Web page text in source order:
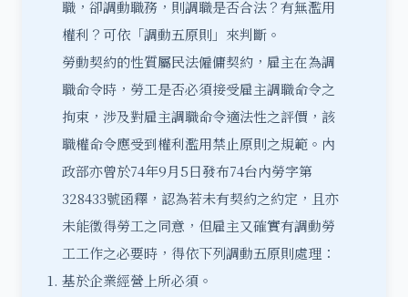
職，卻調動職務，則調職是否合法？有無濫用
權利？可依「調動五原則」來判斷。
勞動契約的性質屬民法僱傭契約，雇主在為調
職命令時，勞工是否必須接受雇主調職命令之
拘束，涉及對雇主調職命令適法性之評價，該
職權命令應受到權利濫用禁止原則之規範。內
政部亦曾於74年9月5日發布74台內勞字第
328433號函釋，認為若未有契約之約定，且亦
未能徵得勞工之同意，但雇主又確實有調動勞
工工作之必要時，得依下列調動五原則處理：
基於企業經營上所必須。